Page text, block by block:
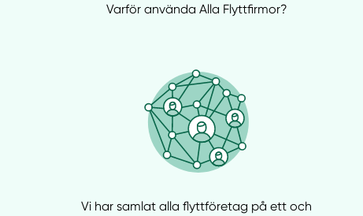
Varför använda Alla Flyttfirmor?
Vi har samlat alla flyttföretag på ett och